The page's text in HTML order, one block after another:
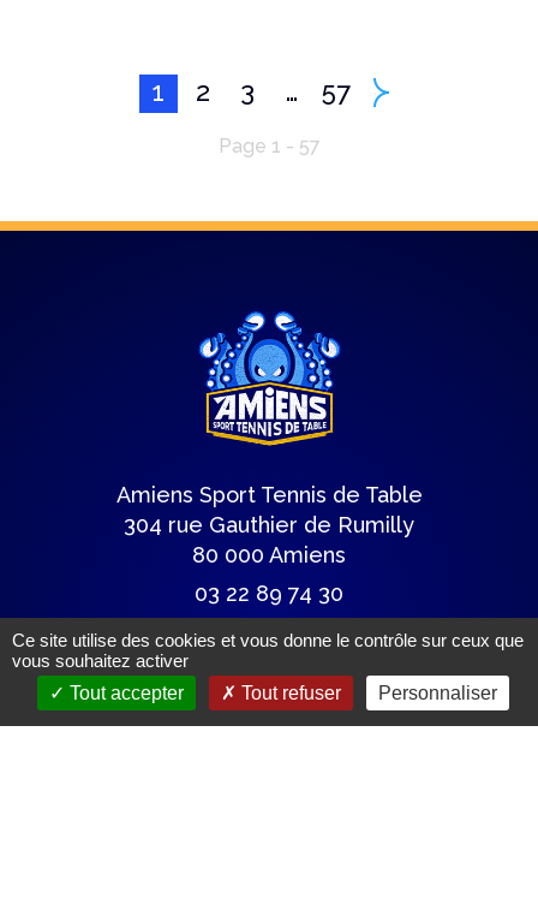
1 2 3 … 57
Page 1 - 57
Amiens Sport Tennis de Table
304 rue Gauthier de Rumilly
80 000 Amiens
03 22 89 74 30
astt@wanadoo.fr
Ce site utilise des cookies et vous donne le contrôle sur ceux que
vous souhaitez activer
Tout accepter
Tout refuser Personnaliser